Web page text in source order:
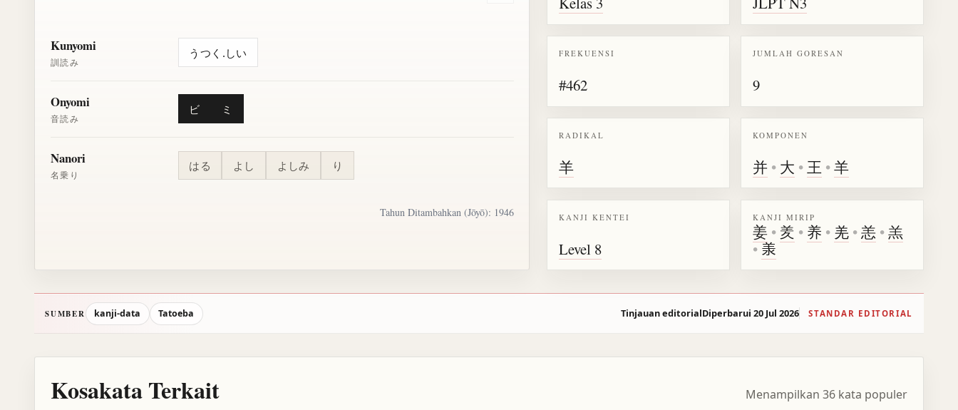
Kunyomi
訓読み
うつく.しい
Onyomi
音読み
ビ ミ
Nanori
名乗り
はる よし よしみ り
Tahun Ditambahkan (Jōyō): 1946
FREKUENSI
#462
JUMLAH GORESAN
9
RADIKAL
羊
KOMPONEN
并 • 大 •王 •羊
KANJI KENTEI
Level 8
KANJI MIRIP
姜 • 羑 • 养 • 羌 •恙 •羔
•𣴎
SUMBER kanji-data Tatoeba Tinjauan editorialDiperbarui 20 Jul 2026 STANDAR EDITORIAL
Kosakata Terkait Menampilkan 36 kata populer